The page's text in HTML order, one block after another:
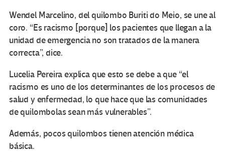
Wendel Marcelino, del quilombo Buriti do Meio, se une al
coro. “Es racismo [porque] los pacientes que llegan a la
unidad de emergencia no son tratados de la manera
correcta”, dice.
Lucelia Pereira explica que esto se debe a que “el
racismo es uno de los determinantes de los procesos de
salud y enfermedad, lo que hace que las comunidades
de quilombolas sean más vulnerables”.
Además, pocos quilombos tienen atención médica
básica.